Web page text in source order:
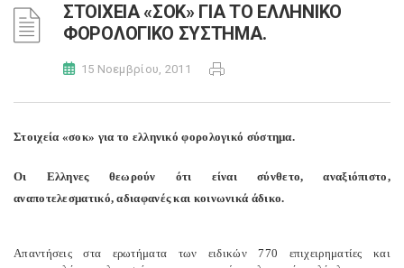
ΣΤΟΙΧΕΙΑ «ΣΟΚ» ΓΙΑ ΤΟ ΕΛΛΗΝΙΚΟ
ΦΟΡΟΛΟΓΙΚΟ ΣΥΣΤΗΜΑ.
15 Νοεμβρίου, 2011
Στοιχεία «σοκ» για το ελληνικό φορολογικό σύστημα.
Οι Ελληνες θεωρούν ότι είναι σύνθετο, αναξιόπιστο,
αναποτελεσματικό, αδιαφανές και κοινωνικά άδικο.
Απαντήσεις στα ερωτήματα των ειδικών 770 επιχειρηματίες και